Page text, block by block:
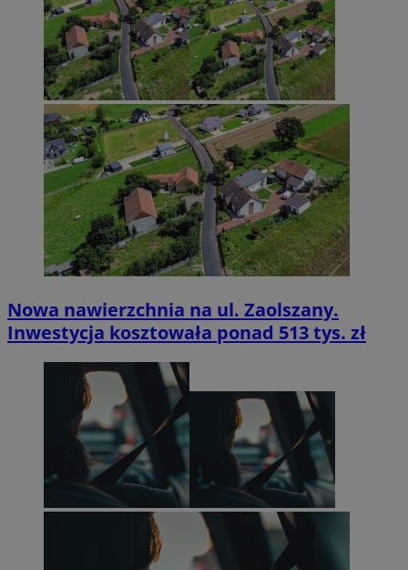
Nowa nawierzchnia na ul. Zaolszany.
Inwestycja kosztowała ponad 513 tys. zł